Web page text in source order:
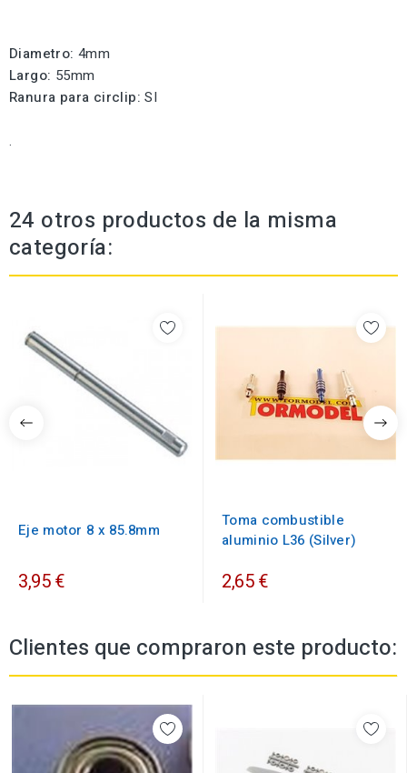
Diametro: 4mm
Largo: 55mm
Ranura para circlip: SI
.
24 otros productos de la misma
categoría:
Eje motor 8 x 85.8mm
3,95 €
Toma combustible
aluminio L36 (Silver)
2,65 €
Clientes que compraron este producto: